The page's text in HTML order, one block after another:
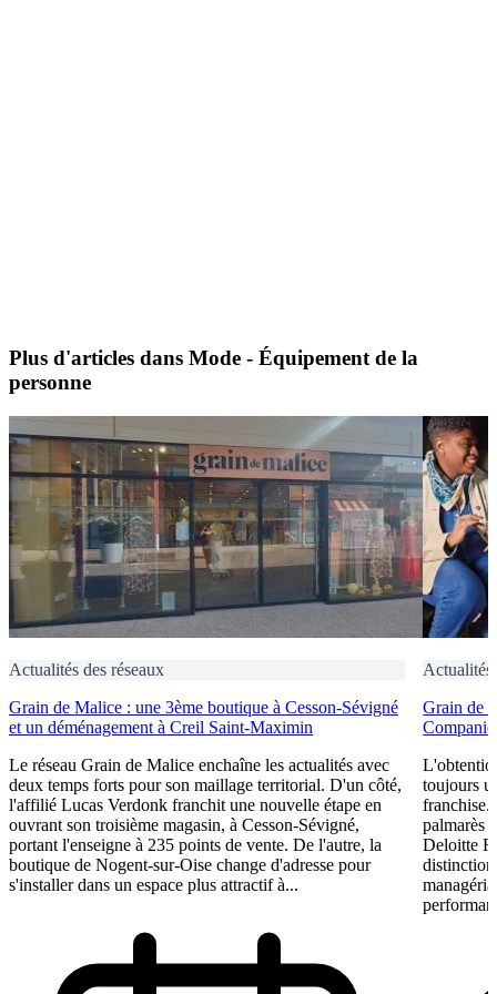
Plus d'articles dans Mode - Équipement de la
personne
Actualités des réseaux
Grain de Malice : une 3ème boutique à Cesson-Sévigné
et un déménagement à Creil Saint-Maximin
Le réseau Grain de Malice enchaîne les actualités avec
deux temps forts pour son maillage territorial. D'un côté,
l'affilié Lucas Verdonk franchit une nouvelle étape en
ouvrant son troisième magasin, à Cesson-Sévigné,
portant l'enseigne à 235 points de vente. De l'autre, la
boutique de Nogent-sur-Oise change d'adresse pour
s'installer dans un espace plus attractif à...
Actualités
Grain de
toujours
franchise.
palmarès
Deloitte